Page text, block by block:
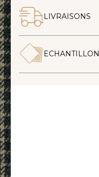
LIVRAISONS